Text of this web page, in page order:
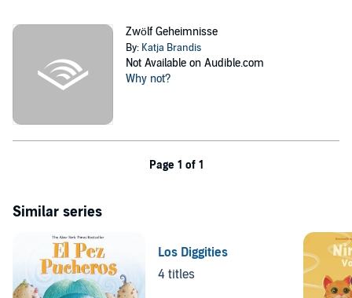
Zwölf Geheimnisse
By: Katja Brandis
Not Available on Audible.com
Why not?
Page 1 of 1
Similar series
Los Diggities
4 titles